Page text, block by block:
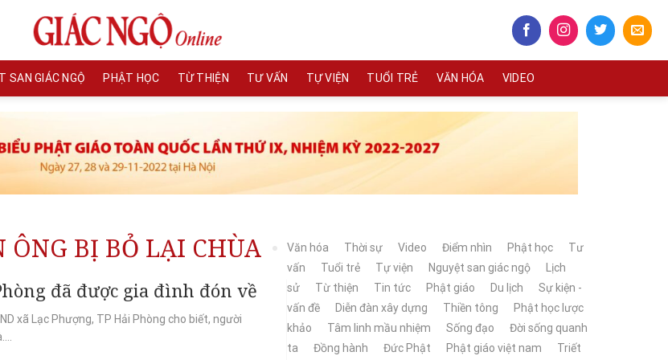
SAN GIÁC NGỘ PHẬT HỌC TỪ THIỆN TƯ VẤN TỰ VIỆN TUỔI TRẺ VĂN HÓA VIDEO
ÔNG BỊ BỎ LẠI CHÙA Văn hóa Thời sự Video Điểm nhìn Phật học
Tư
vấn
Tuổi trẻ Tự viện Nguyệt san giác ngộ
Lịch
sử
Từ thiện Tin tức Phật giáo Du lịch
Sự kiện -
vấn đề
Diễn đàn xây dựng Thiền tông
Phật học lược
khảo
Tâm linh mầu nhiệm Sống đạo
Đời sống quanh
ta
Đồng hành Đức Phật Phật giáo việt nam Triết
đã được gia đình đón về
xã Lạc Phượng, TP Hải Phòng cho biết, người